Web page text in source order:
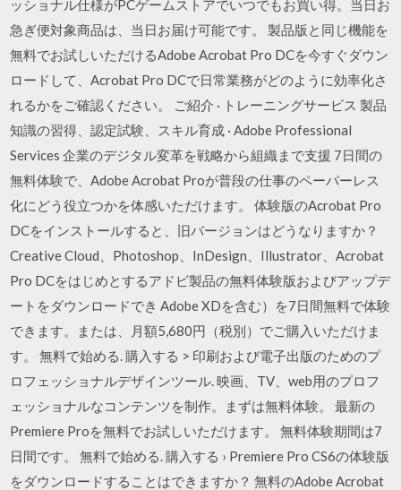
ッショナル仕様がPCゲームストアでいつでもお買い得。当日お
急ぎ便対象商品は、当日お届け可能です。 製品版と同じ機能を
無料でお試しいただけるAdobe Acrobat Pro DCを今すぐダウン
ロードして、Acrobat Pro DCで日常業務がどのように効率化さ
れるかをご確認ください。 ご紹介 · トレーニングサービス 製品
知識の習得、認定試験、スキル育成 · Adobe Professional
Services 企業のデジタル変革を戦略から組織まで支援 7日間の
無料体験で、Adobe Acrobat Proが普段の仕事のペーパーレス
化にどう役立つかを体感いただけます。 体験版のAcrobat Pro
DCをインストールすると、旧バージョンはどうなりますか？
Creative Cloud、Photoshop、InDesign、Illustrator、Acrobat
Pro DCをはじめとするアドビ製品の無料体験版およびアップデ
ートをダウンロードでき Adobe XDを含む）を7日間無料で体験
できます。または、月額5,680円（税別）でご購入いただけま
す。 無料で始める. 購入する > 印刷および電子出版のためのプ
ロフェッショナルデザインツール. 映画、TV、web用のプロフ
ェッショナルなコンテンツを制作。まずは無料体験。 最新の
Premiere Proを無料でお試しいただけます。 無料体験期間は7
日間です。 無料で始める. 購入する › Premiere Pro CS6の体験版
をダウンロードすることはできますか？ 無料のAdobe Acrobat